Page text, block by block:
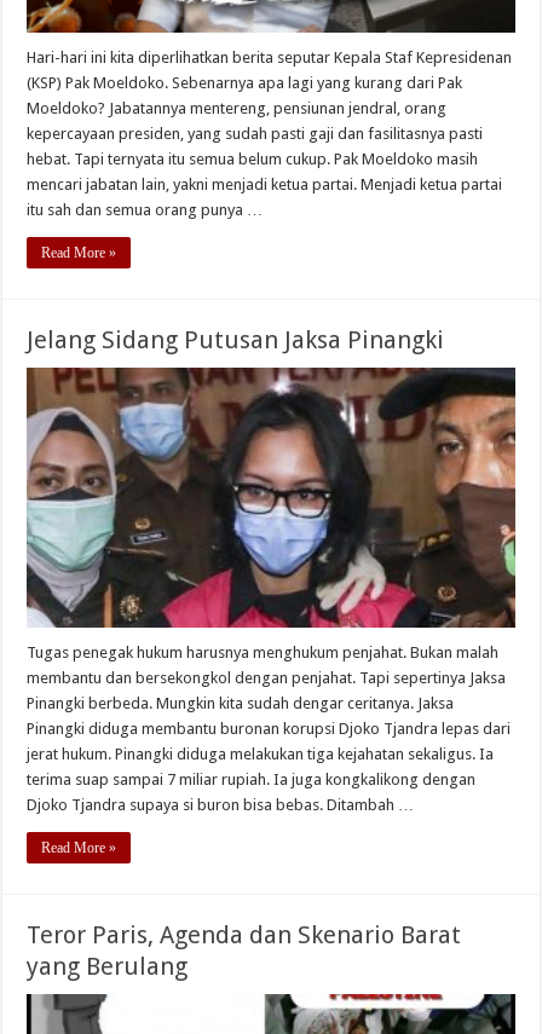
Hari-hari ini kita diperlihatkan berita seputar Kepala Staf Kepresidenan
(KSP) Pak Moeldoko. Sebenarnya apa lagi yang kurang dari Pak
Moeldoko? Jabatannya mentereng, pensiunan jendral, orang
kepercayaan presiden, yang sudah pasti gaji dan fasilitasnya pasti
hebat. Tapi ternyata itu semua belum cukup. Pak Moeldoko masih
mencari jabatan lain, yakni menjadi ketua partai. Menjadi ketua partai
itu sah dan semua orang punya …
Read More »
Jelang Sidang Putusan Jaksa Pinangki
Tugas penegak hukum harusnya menghukum penjahat. Bukan malah
membantu dan bersekongkol dengan penjahat. Tapi sepertinya Jaksa
Pinangki berbeda. Mungkin kita sudah dengar ceritanya. Jaksa
Pinangki diduga membantu buronan korupsi Djoko Tjandra lepas dari
jerat hukum. Pinangki diduga melakukan tiga kejahatan sekaligus. Ia
terima suap sampai 7 miliar rupiah. Ia juga kongkalikong dengan
Djoko Tjandra supaya si buron bisa bebas. Ditambah …
Read More »
Teror Paris, Agenda dan Skenario Barat
yang Berulang